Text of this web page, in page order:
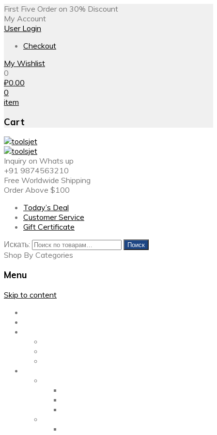
First Five Order on 30% Discount
My Account
User Login
Checkout
My Wishlist
0
₽0.00
0
item
Cart
Inquiry on Whats up
+91 9874563210
Free Worldwide Shipping
Order Above $100
Today’s Deal
Customer Service
Gift Certificate
Искать:
Поиск
Shop By Categories
Menu
Skip to content